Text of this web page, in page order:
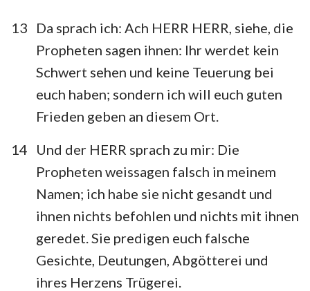
8
9 10 11 12 13
14
15
16 17 18 19 20
21
22
23 24 25 26 27
29
30 31 32 33 34
35
13
Da sprach ich: Ach HERR HERR, siehe, die
Propheten sagen ihnen: Ihr werdet kein
Schwert sehen und keine Teuerung bei
euch haben; sondern ich will euch guten
Frieden geben an diesem Ort.
14
Und der HERR sprach zu mir: Die
Propheten weissagen falsch in meinem
Namen; ich habe sie nicht gesandt und
ihnen nichts befohlen und nichts mit ihnen
geredet. Sie predigen euch falsche
Gesichte, Deutungen, Abgötterei und
ihres Herzens Trügerei.